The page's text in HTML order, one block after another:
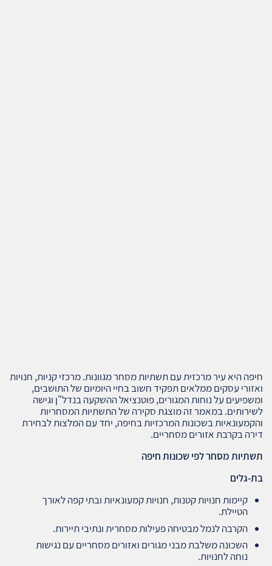
חיפה היא עיר מרכזית עם תשתיות מסחר מגוונות. מרכזי קניות, חנויות
ואזורי עסקים ממלאים תפקיד חשוב בחיי היומיום של התושבים,
ומשפיעים על נוחות המגורים, פוטנציאל ההשקעה בנדל"ן וגישה
לשירותים. במאמר זה מוצגת סקירה של התשתיות המסחריות
והקמעונאיות בשכונות המרכזיות בחיפה, יחד עם המלצות לבחירת
דירה בקרבת אזורים מסחריים.
תשתיות מסחר לפי שכונות חיפה
בת-גלים
קיימות חנויות קטנות, חנויות קמעונאיות ובתי קפה לאורך
הטיילת.
הקרבה לנמל מבטיחה פעילות מסחרית ונתיבי תיירות.
השכונה משלבת מבני מגורים ואזורים מסחריים עם נגישות
נוחה לחנויות.